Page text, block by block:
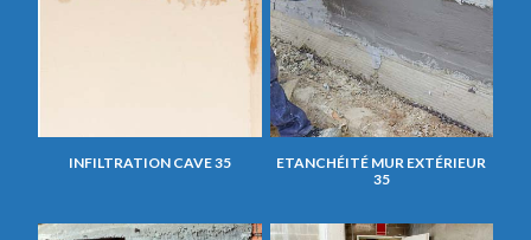
INFILTRATION CAVE 35
ETANCHÉITÉ MUR EXTÉRIEUR
35